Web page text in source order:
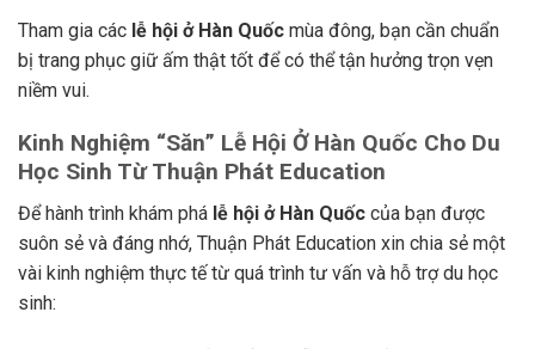
Tham gia các lễ hội ở Hàn Quốc mùa đông, bạn cần chuẩn
bị trang phục giữ ấm thật tốt để có thể tận hưởng trọn vẹn
niềm vui.
Kinh Nghiệm “Săn” Lễ Hội Ở Hàn Quốc Cho Du
Học Sinh Từ Thuận Phát Education
Để hành trình khám phá lễ hội ở Hàn Quốc của bạn được
suôn sẻ và đáng nhớ, Thuận Phát Education xin chia sẻ một
vài kinh nghiệm thực tế từ quá trình tư vấn và hỗ trợ du học
sinh: